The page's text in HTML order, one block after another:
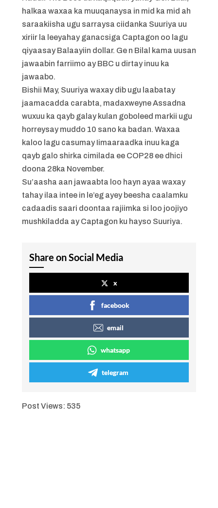
halkaa waxaa ka muuqanaysa in mid ka mid ah
saraakiisha ugu sarraysa ciidanka Suuriya uu
xiriir la leeyahay ganacsiga Captagon oo lagu
qiyaasay Balaayiin dollar. Ge n Bilal kama uusan
jawaabin farriimo ay BBC u dirtay inuu ka
jawaabo.
Bishii May, Suuriya waxay dib ugu laabatay
jaamacadda carabta, madaxweyne Assadna
wuxuu ka qayb galay kulan goboleed markii ugu
horreysay muddo 10 sano ka badan. Waxaa
kaloo lagu casumay Iimaaraadka inuu kaga
qayb galo shirka cimilada ee COP28 ee dhici
doona 28ka November.
Su’aasha aan jawaabta loo hayn ayaa waxay
tahay ilaa intee in le’eg ayey beesha caalamku
cadaadis saari doontaa rajiimka si loo joojiyo
mushkiladda ay Captagon ku hayso Suuriya.
Share on Social Media
x
facebook
email
whatsapp
telegram
Post Views: 535